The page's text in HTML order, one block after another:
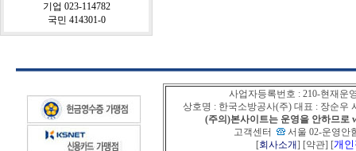
기업 023-114782
국민 414301-0
사업자등록번호 : 210-현재운
상호명 : 한국소방공사(주) 대표 : 장순우
(주의)본사이트는 운영을 안하므로
고객센터
서울 02-운영안
[회사소개] [약관] [개